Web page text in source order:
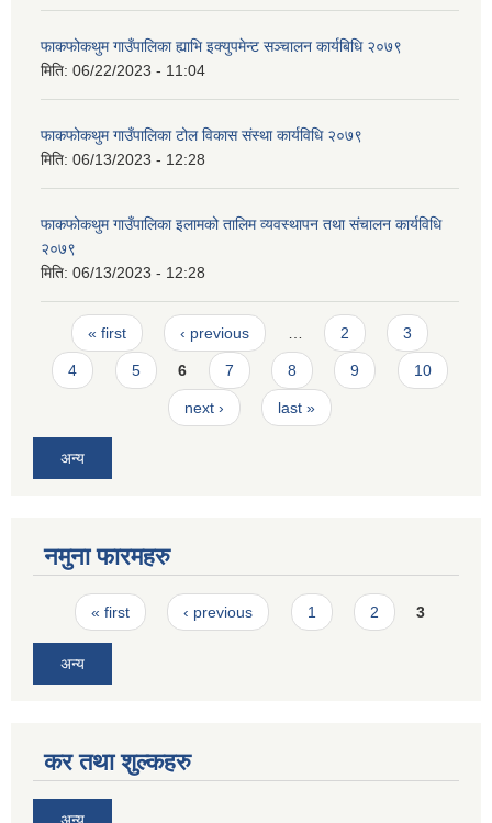
फाकफोकथुम गाउँपालिका ह्याभि इक्युपमेन्ट सञ्चालन कार्यबिधि २०७९
मिति: 06/22/2023 - 11:04
फाकफोकथुम गाउँपालिका टोल विकास संस्था कार्यविधि २०७९
मिति: 06/13/2023 - 12:28
फाकफोकथुम गाउँपालिका इलामको तालिम व्यवस्थापन तथा संचालन कार्यविधि
२०७९
मिति: 06/13/2023 - 12:28
Pages
« first ‹ previous 2 3
4 5 6 7 8 9 10
next › last »
अन्य
नमुना फारमहरु
Pages
« first ‹ previous 1 2 3
अन्य
कर तथा शुल्कहरु
अन्य